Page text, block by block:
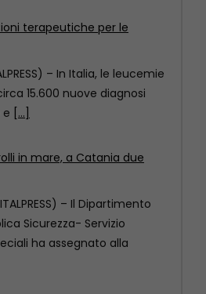
terapeutiche per le
– In Italia, le leucemie
15.600 nuove diagnosi
e [...]
in mare, a Catania due
– Il Dipartimento
Sicurezza- Servizio
ha assegnato alla